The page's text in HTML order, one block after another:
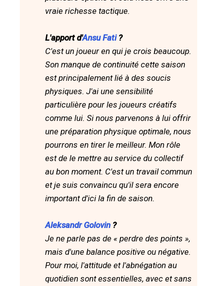
vraie richesse tactique.
L'apport d'Ansu Fati?
C'est un joueur en qui je crois beaucoup.
Son manque de continuité cette saison
est principalement lié à des soucis
physiques. J'ai une sensibilité
particulière pour les joueurs créatifs
comme lui. Si nous parvenons à lui offrir
une préparation physique optimale, nous
pourrons en tirer le meilleur. Mon rôle
est de le mettre au service du collectif
au bon moment. C'est un travail commun
et je suis convaincu qu'il sera encore
important d'ici la fin de saison.
Aleksandr Golovin ?
Je ne parle pas de « perdre des points »,
mais d'une balance positive ou négative.
Pour moi, l'attitude et l'abnégation au
quotidien sont essentielles, avec et sans